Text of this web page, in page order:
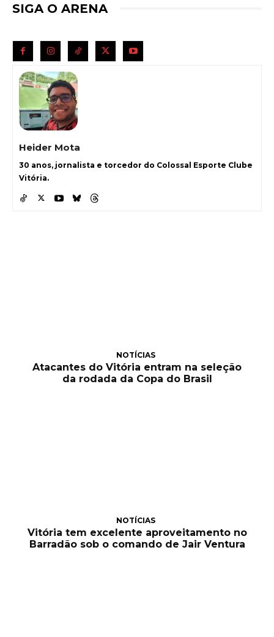
SIGA O ARENA
Heider Mota
30 anos, jornalista e torcedor do Colossal Esporte Clube
Vitória.
NOTÍCIAS
Atacantes do Vitória entram na seleção
da rodada da Copa do Brasil
NOTÍCIAS
Vitória tem excelente aproveitamento no
Barradão sob o comando de Jair Ventura